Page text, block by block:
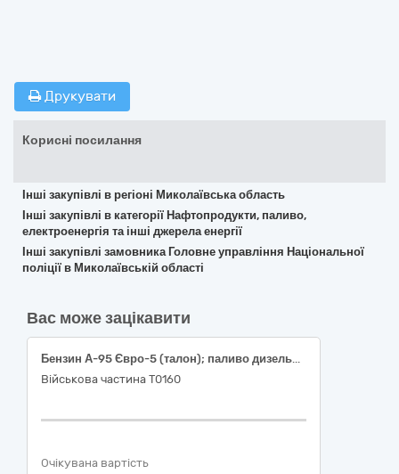
Друкувати
Корисні посилання
Інші закупівлі в регіоні Миколаївська область
Інші закупівлі в категорії Нафтопродукти, паливо,
електроенергія та інші джерела енергії
Інші закупівлі замовника Головне управління Національної
поліції в Миколаївській області
Вас може зацікавити
Бензин А-95 Євро-5 (талон); паливо дизельне ДП Євро-5 (талон)
Військова частина Т0160
Очікувана вартість